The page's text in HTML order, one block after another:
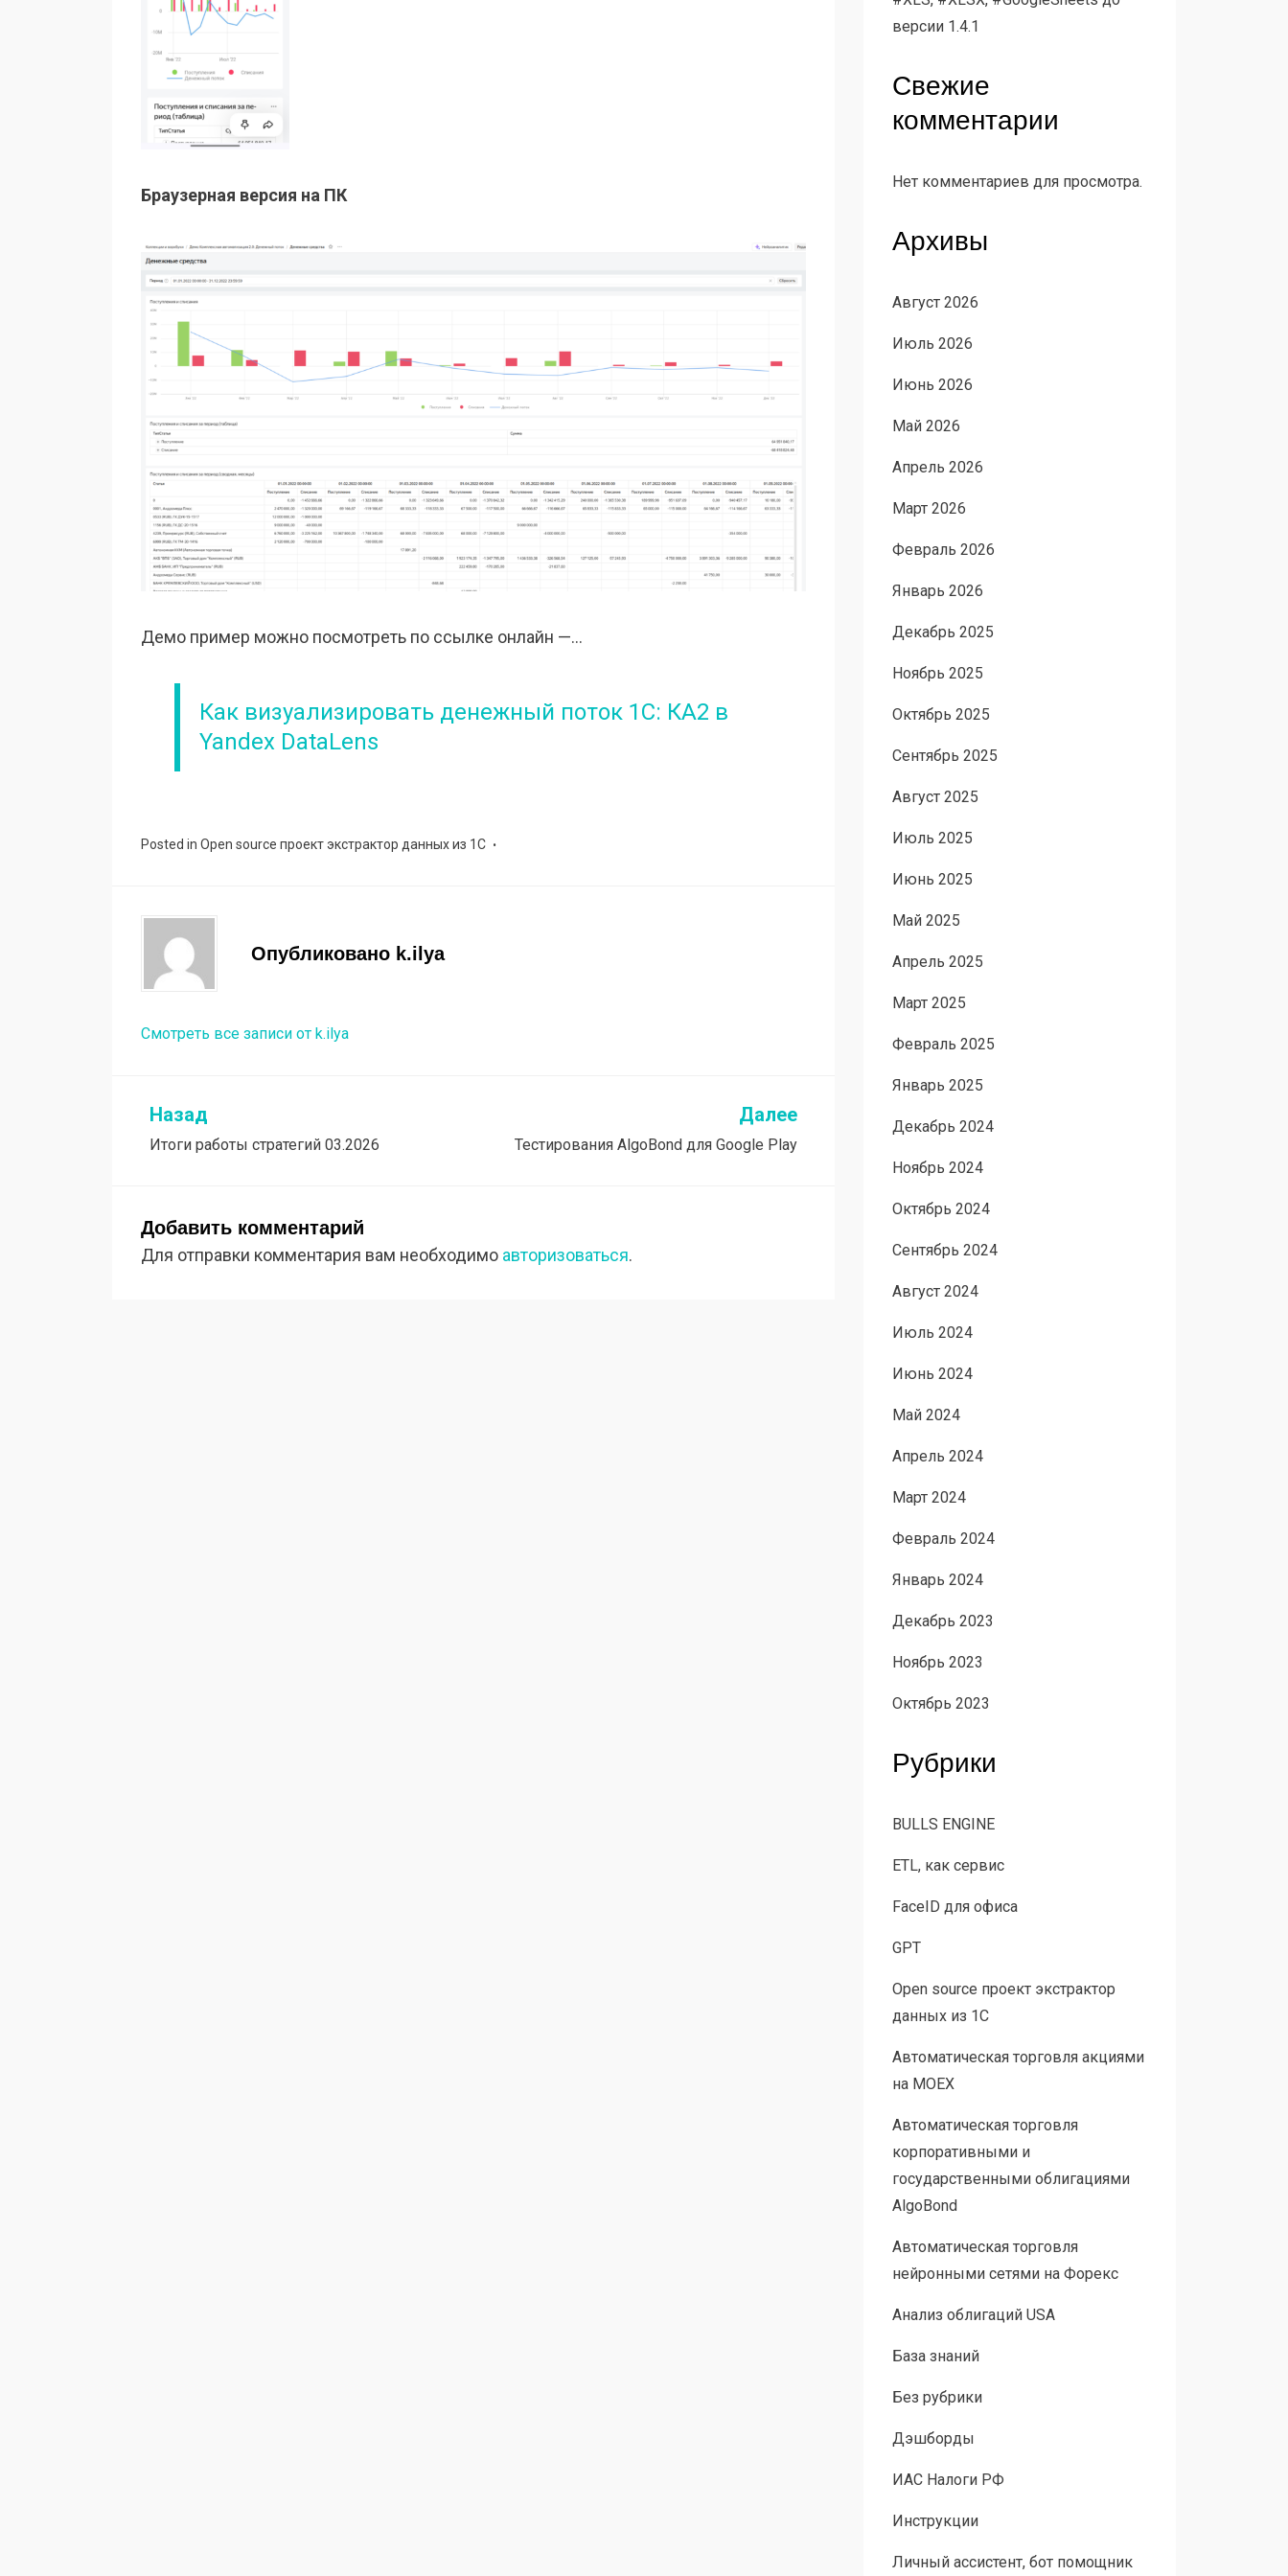
Браузерная версия на ПК
Демо пример можно посмотреть по ссылке онлайн —…
Как визуализировать денежный поток 1С: КА2 в
Yandex DataLens
Posted in Open source проект экстрактор данных из 1С
Опубликовано k.ilya
Смотреть все записи от k.ilya
Навигация
по
Назад
Итоги работы стратегий 03.2026
Далее
Тестирования AlgoBond для Google Play
Добавить комментарий
Для отправки комментария вам необходимо авторизоваться.
версии 1.4.1
Свежие
комментарии
Нет комментариев для просмотра.
Архивы
Август 2026
Июль 2026
Июнь 2026
Май 2026
Апрель 2026
Март 2026
Февраль 2026
Январь 2026
Декабрь 2025
Ноябрь 2025
Октябрь 2025
Сентябрь 2025
Август 2025
Июль 2025
Июнь 2025
Май 2025
Апрель 2025
Март 2025
Февраль 2025
Январь 2025
Декабрь 2024
Ноябрь 2024
Октябрь 2024
Сентябрь 2024
Август 2024
Июль 2024
Июнь 2024
Май 2024
Апрель 2024
Март 2024
Февраль 2024
Январь 2024
Декабрь 2023
Ноябрь 2023
Октябрь 2023
Рубрики
BULLS ENGINE
ETL, как сервис
FaceID для офиса
GPT
Open source проект экстрактор
данных из 1С
Автоматическая торговля акциями
на MOEX
Автоматическая торговля
корпоративными и
государственными облигациями
AlgoBond
Автоматическая торговля
нейронными сетями на Форекс
Анализ облигаций USA
База знаний
Без рубрики
Дэшборды
ИАС Налоги РФ
Инструкции
Личный ассистент, бот помощник